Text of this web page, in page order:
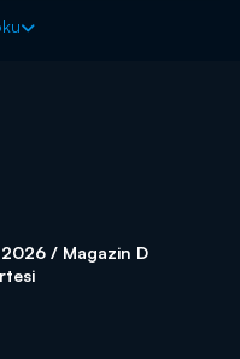
/ Magazin D